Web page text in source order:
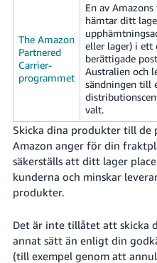
The Amazon
Partnered
Carrier-
programmet
En av
hämtar ditt
eller lager) i ett
berättigade
Australien och
sändningen till
valt.
Skicka dina produkter till de
Amazon anger för din
säkerställs att ditt lager
kunderna och minskar
produkter.
Det är inte tillåtet att skicka
annat sätt än enligt din
(till exempel genom att